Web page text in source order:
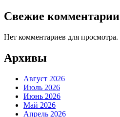
Свежие комментарии
Нет комментариев для просмотра.
Архивы
Август 2026
Июль 2026
Июнь 2026
Май 2026
Апрель 2026